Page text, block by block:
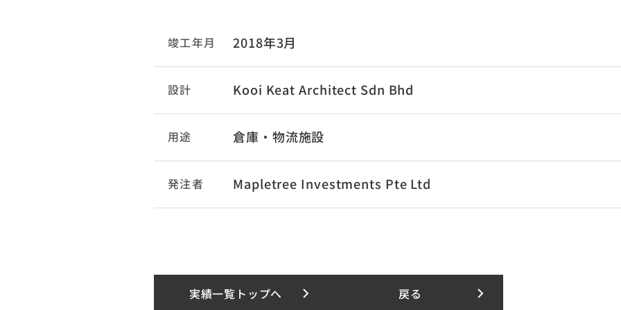
竣工年月 2018年3月
設計 Kooi Keat Architect Sdn Bhd
用途 倉庫・物流施設
発注者 Mapletree Investments Pte Ltd
実績一覧トップへ 戻る